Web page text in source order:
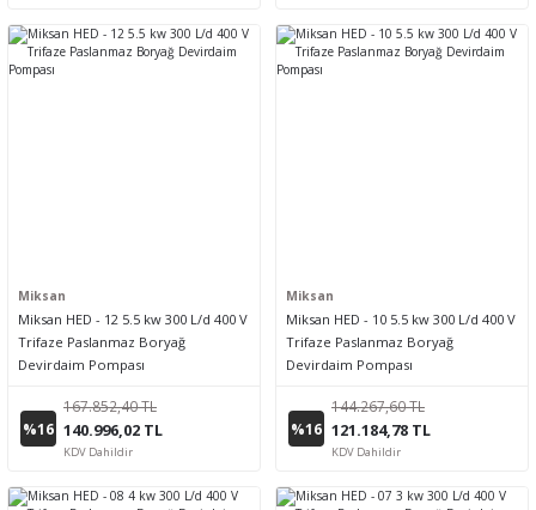
Miksan
Miksan HED - 12 5.5 kw 300 L/d 400 V
Trifaze Paslanmaz Boryağ
Devirdaim Pompası
%16
167.852,40 TL
140.996,02 TL
KDV Dahildir
Miksan
Miksan HED - 10 5.5 kw 300 L/d 400 V
Trifaze Paslanmaz Boryağ
Devirdaim Pompası
%16
144.267,60 TL
121.184,78 TL
KDV Dahildir